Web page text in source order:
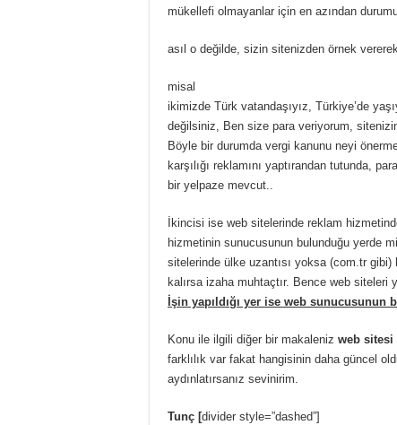
mükellefi olmayanlar için en azından
asıl o değilde, sizin sitenizden örnek
misal
ikimizde Türk vatandaşıyız, Türkiye’de
değilsiniz, Ben size para veriyorum,
Böyle bir durumda vergi kanunu neyi
karşılığı reklamını yaptırandan tutunda,
bir yelpaze mevcut..
İkincisi ise web sitelerinde reklam
hizmetinin sunucusunun bulunduğu yerde
sitelerinde ülke uzantısı yoksa (com.tr gibi)
kalırsa izaha muhtaçtır. Bence web siteleri
İşin yapıldığı yer ise web
Konu ile ilgili diğer bir makaleniz web sitesi
farklılık var fakat hangisinin daha güncel
aydınlatırsanız sevinirim.
Tunç [divider style=”dashed”]